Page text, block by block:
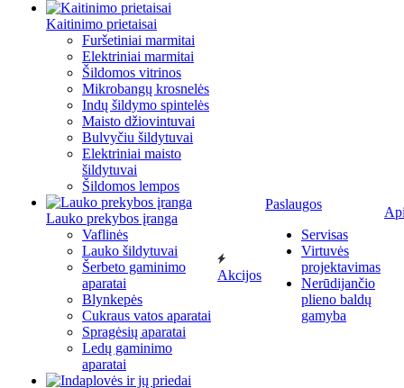
Kaitinimo prietaisai
Furšetiniai marmitai
Elektriniai marmitai
Šildomos vitrinos
Mikrobangų krosnelės
Indų šildymo spintelės
Maisto džiovintuvai
Bulvyčiu šildytuvai
Elektriniai maisto
šildytuvai
Šildomos lempos
Lauko prekybos įranga
Vaflinės
Lauko šildytuvai
Šerbeto gaminimo
aparatai
Blynkepės
Cukraus vatos aparatai
Spragėsių aparatai
Ledų gaminimo
aparatai
Akcijos
Paslaugos
Servisas
Virtuvės
projektavimas
Nerūdijančio
plieno baldų
gamyba